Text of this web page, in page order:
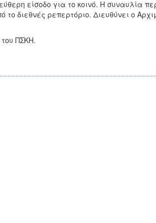
είσοδο για το κοινό. Η συναυλία
διεθνές ρεπερτόριο. Διευθύνει ο
ΠΣΚΗ.